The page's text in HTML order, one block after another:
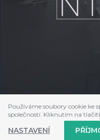
Používáme soubory cookie ke
společností. Kliknutím na
NASTAVENÍ